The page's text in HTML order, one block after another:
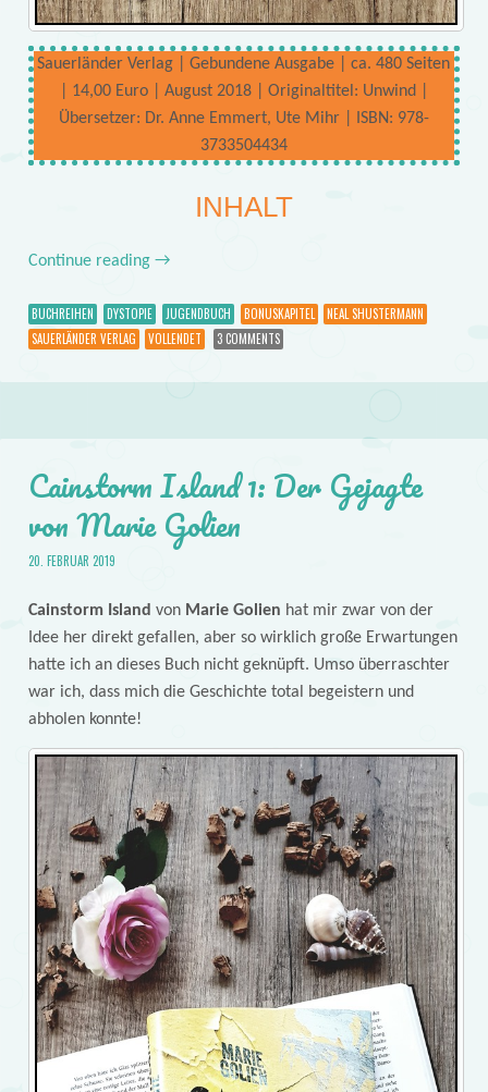
Sauerländer Verlag | Gebundene Ausgabe | ca. 480 Seiten
| 14,00 Euro | August 2018 | Originaltitel: Unwind |
Übersetzer: Dr. Anne Emmert, Ute Mihr | ISBN: 978-
3733504434
INHALT
Continue reading →
BUCHREIHEN DYSTOPIE JUGENDBUCH BONUSKAPITEL
NEAL SHUSTERMANN
SAUERLÄNDER VERLAG
VOLLENDET 3 COMMENTS
Cainstorm Island 1: Der Gejagte
von Marie Golien
20. FEBRUAR 2019
Cainstorm Island von Marie Golien hat mir zwar von der
Idee her direkt gefallen, aber so wirklich große Erwartungen
hatte ich an dieses Buch nicht geknüpft. Umso überraschter
war ich, dass mich die Geschichte total begeistern und
abholen konnte!